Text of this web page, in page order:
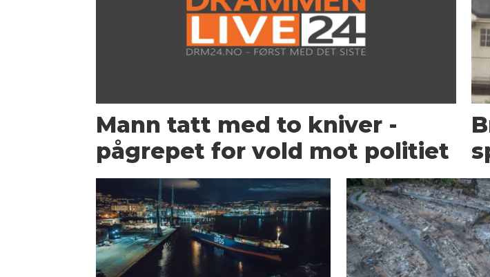
Mann tatt med to kniver -
pågrepet for vold mot politiet